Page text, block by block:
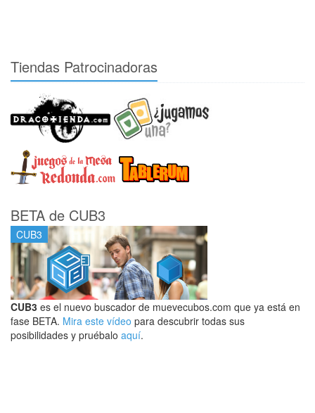
Tiendas Patrocinadoras
BETA de CUB3
CUB3
CUB3 es el nuevo buscador de muevecubos.com que ya está en
fase BETA. Mira este vídeo para descubrir todas sus
posibilidades y pruébalo aquí.